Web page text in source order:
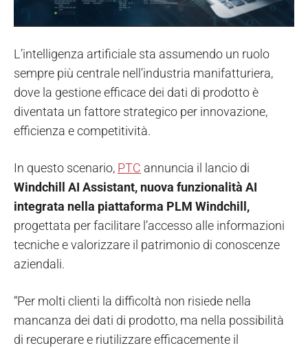
L’intelligenza artificiale sta assumendo un ruolo
sempre più centrale nell’industria manifatturiera,
dove la gestione efficace dei dati di prodotto è
diventata un fattore strategico per innovazione,
efficienza e competitività.
In questo scenario, PTC annuncia il lancio di
Windchill AI Assistant, nuova funzionalità AI
integrata nella piattaforma PLM Windchill,
progettata per facilitare l’accesso alle informazioni
tecniche e valorizzare il patrimonio di conoscenze
aziendali.
“Per molti clienti la difficoltà non risiede nella
mancanza dei dati di prodotto, ma nella possibilità
di recuperare e riutilizzare efficacemente il